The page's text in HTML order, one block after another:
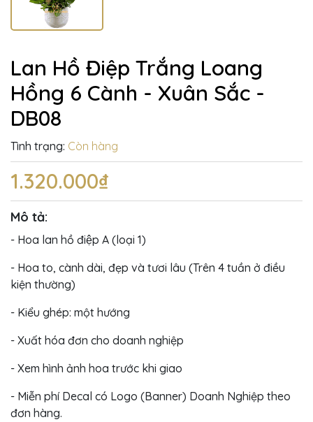
Lan Hồ Điệp Trắng Loang
Hồng 6 Cành - Xuân Sắc -
DB08
Tình trạng: Còn hàng
1.320.000₫
Mô tả:
- Hoa lan hồ điệp A (loại 1)
- Hoa to, cành dài, đẹp và tươi lâu (Trên 4 tuần ở điều
kiện thường)
- Kiểu ghép: một hướng
- Xuất hóa đơn cho doanh nghiệp
- Xem hình ảnh hoa trước khi giao
- Miễn phí Decal có Logo (Banner) Doanh Nghiệp theo
đơn hàng.